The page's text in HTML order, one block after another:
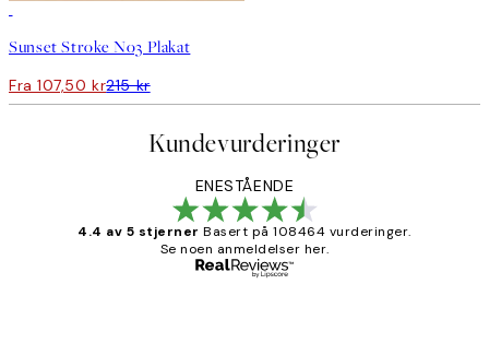
Sunset Stroke No3 Plakat
Fra 107,50 kr215 kr
Kundevurderinger
ENESTÅENDE
4.4 av 5 stjerner Basert på 108464 vurderinger.
Se noen anmeldelser her.